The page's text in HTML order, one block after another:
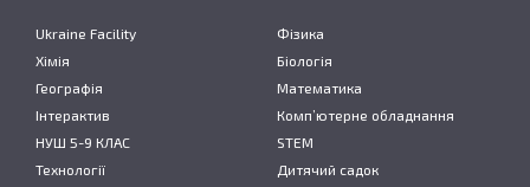
Ukraine Facility
Фізика
Хімія
Біологія
Географія
Математика
Інтерактив
Комп’ютерне обладнання
НУШ 5-9 КЛАС
STEM
Технології
Дитячий садок